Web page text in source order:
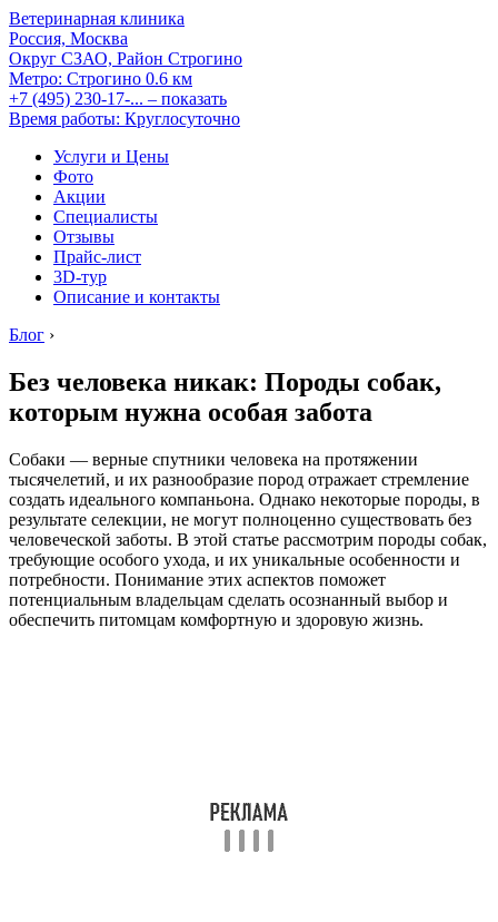
Ветеринарная клиника
Россия, Москва
Округ СЗАО, Район Строгино
Метро: Строгино 0.6 км
+7 (495) 230-17-... – показать
Время работы: Круглосуточно
Услуги и Цены
Фото
Акции
Специалисты
Отзывы
Прайс-лист
3D-тур
Описание и контакты
Блог ›
Без человека никак: Породы собак,
которым нужна особая забота
Собаки — верные спутники человека на протяжении
тысячелетий, и их разнообразие пород отражает стремление
создать идеального компаньона. Однако некоторые породы, в
результате селекции, не могут полноценно существовать без
человеческой заботы. В этой статье рассмотрим породы собак,
требующие особого ухода, и их уникальные особенности и
потребности. Понимание этих аспектов поможет
потенциальным владельцам сделать осознанный выбор и
обеспечить питомцам комфортную и здоровую жизнь.